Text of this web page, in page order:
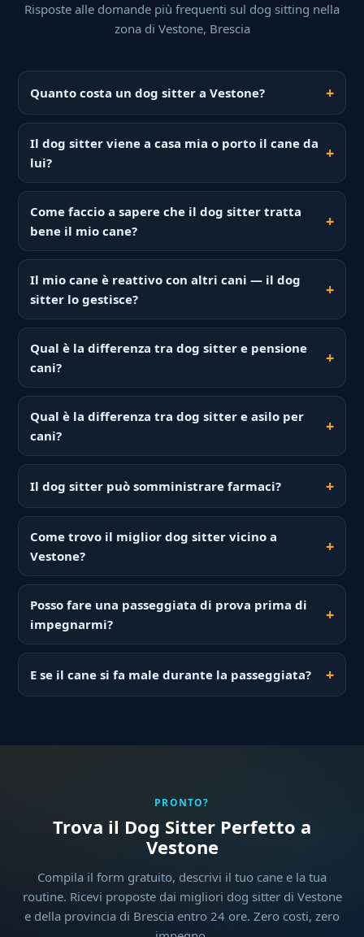
Risposte alle domande più frequenti sul dog sitting nella
zona di Vestone, Brescia
Quanto costa un dog sitter a Vestone?
Il dog sitter viene a casa mia o porto il cane da
lui?
Come faccio a sapere che il dog sitter tratta
bene il mio cane?
Il mio cane è reattivo con altri cani — il dog
sitter lo gestisce?
Qual è la differenza tra dog sitter e pensione
cani?
Qual è la differenza tra dog sitter e asilo per
cani?
Il dog sitter può somministrare farmaci?
Come trovo il miglior dog sitter vicino a
Vestone?
Posso fare una passeggiata di prova prima di
impegnarmi?
E se il cane si fa male durante la passeggiata?
PRONTO?
Trova il Dog Sitter Perfetto a
Vestone
Compila il form gratuito, descrivi il tuo cane e la tua
routine. Ricevi proposte dai migliori dog sitter di Vestone
e della provincia di Brescia entro 24 ore. Zero costi, zero